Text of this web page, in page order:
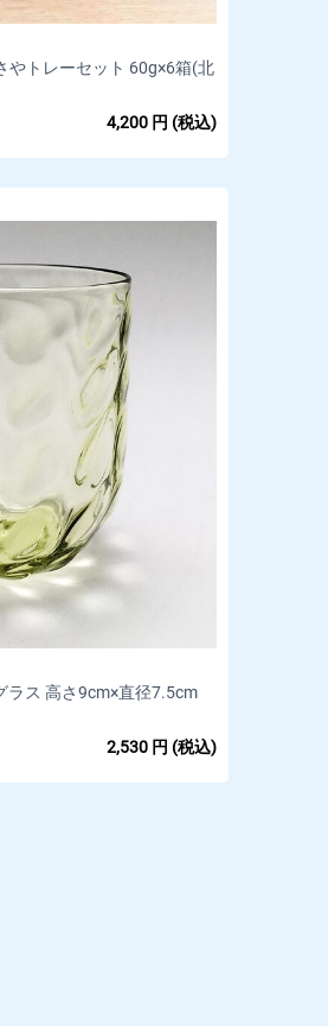
やトレーセット 60g×6箱(北
4,200 円 (税込)
ラス 高さ9cm×直径7.5cm
2,530 円 (税込)